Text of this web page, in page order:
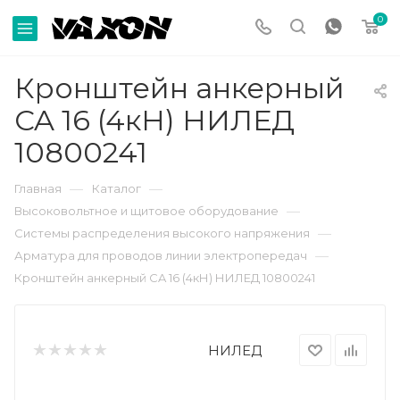
0
Кронштейн анкерный
CA 16 (4кН) НИЛЕД
10800241
Главная — Каталог —
Высоковольтное и щитовое оборудование —
Системы распределения высокого напряжения —
Арматура для проводов линии электропередач —
Кронштейн анкерный CA 16 (4кН) НИЛЕД 10800241
НИЛЕД